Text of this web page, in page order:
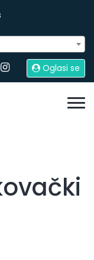
Oglasi se